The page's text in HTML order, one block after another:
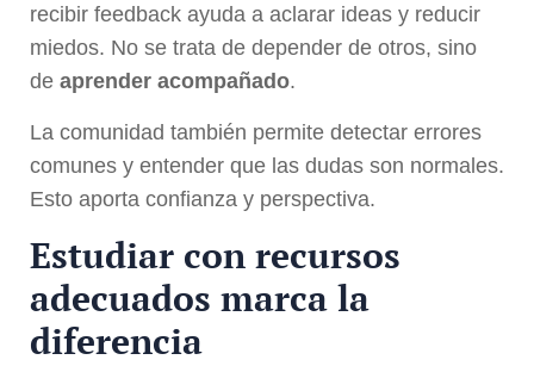
recibir feedback ayuda a aclarar ideas y reducir
miedos. No se trata de depender de otros, sino
de aprender acompañado.
La comunidad también permite detectar errores
comunes y entender que las dudas son normales.
Esto aporta confianza y perspectiva.
Estudiar con recursos
adecuados marca la
diferencia